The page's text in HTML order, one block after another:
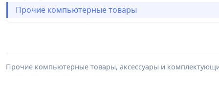
Прочие компьютерные товары
Прочие компьютерные товары, аксессуары и